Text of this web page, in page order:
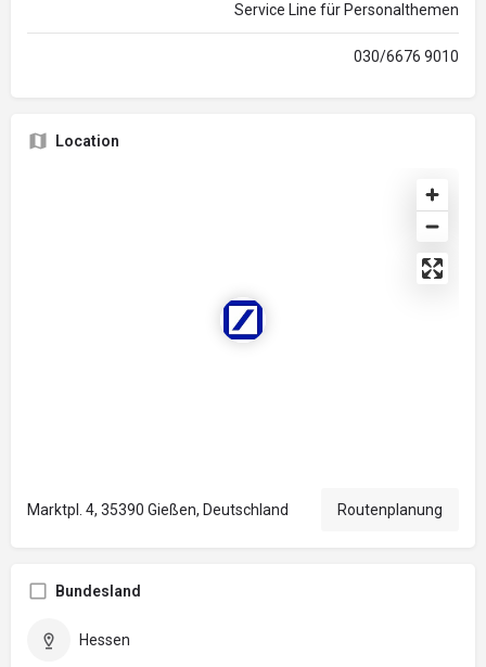
Service Line für Personalthemen
030/6676 9010
Location
Marktpl. 4, 35390 Gießen, Deutschland Routenplanung
Bundesland
Hessen